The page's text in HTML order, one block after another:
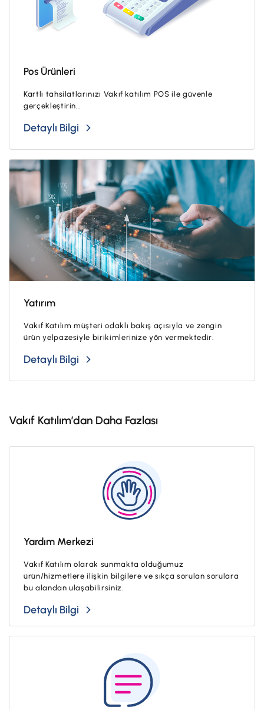
Pos Ürünleri
Kartlı tahsilatlarınızı Vakıf katılım POS ile güvenle
gerçekleştirin..
Detaylı Bilgi
Yatırım
Vakıf Katılım müşteri odaklı bakış açısıyla ve zengin
ürün yelpazesiyle birikimlerinize yön vermektedir.
Detaylı Bilgi
Vakıf Katılım’dan Daha Fazlası
Yardım Merkezi
Vakıf Katılım olarak sunmakta olduğumuz
ürün/hizmetlere ilişkin bilgilere ve sıkça sorulan sorulara
bu alandan ulaşabilirsiniz.
Detaylı Bilgi